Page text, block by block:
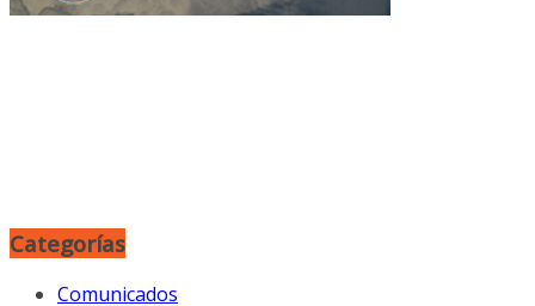
Categorías
Comunicados